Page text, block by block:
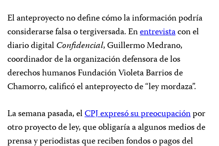
El anteproyecto no define cómo la información podría
considerarse falsa o tergiversada. Enentrevistacon el
diario digitalConfidencial, Guillermo Medrano,
coordinador de la organización defensora de los
derechos humanos Fundación Violeta Barrios de
Chamorro, calificó el anteproyecto de “ley mordaza”.
La semana pasada, elCPJ expresó su preocupaciónpor
otro proyecto de ley, que obligaría a algunos medios de
prensa y periodistas que reciben fondos o pagos del